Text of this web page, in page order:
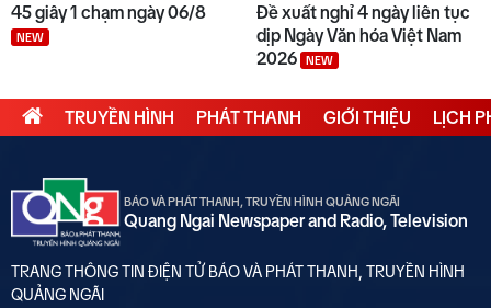
45 giây 1 chạm ngày 06/8
NEW
Đề xuất nghỉ 4 ngày liên tục
dịp Ngày Văn hóa Việt Nam
2026
NEW
TRUYỀN HÌNH PHÁT THANH GIỚI THIỆU LỊCH
BÁO VÀ PHÁT THANH, TRUYỀN HÌNH QUẢNG NGÃI
Quang Ngai Newspaper and Radio, Television
TRANG THÔNG TIN ĐIỆN TỬ BÁO VÀ PHÁT THANH, TRUYỀN HÌNH
QUẢNG NGÃI